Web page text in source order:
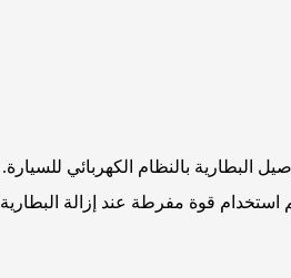
البطارية بالنظام الكهربائي
استخدام قوة مفرطة عند إزالة